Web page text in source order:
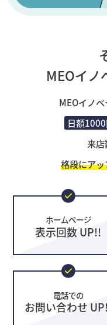
MEOイノ
MEOイノベ
日額
来
格段にアッ
ホームページ
表示回数 UP!!
電話での
お問い合わせ